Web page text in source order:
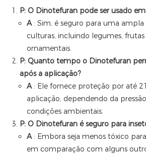
P: O Dinotefuran pode ser usado
A: Sim, é seguro para uma ampla
culturas, incluindo legumes,
ornamentais.
P: Quanto tempo o Dinotefuran
após a aplicação?
A: Ele fornece proteção por até
aplicação, dependendo da
condições ambientais.
P: O Dinotefuran é seguro para
A: Embora seja menos tóxico
em comparação com alguns